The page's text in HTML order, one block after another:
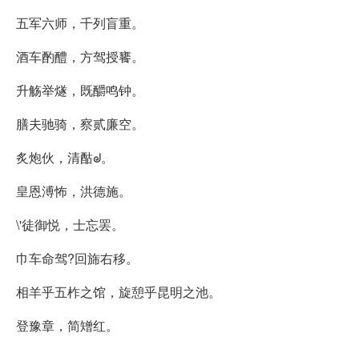
五军六师，千列盲重。
酒车酌醴，方驾授饔。
升觞举燧，既釂鸣钟。
膳夫驰骑，察贰廉空。
炙炮伙，清酤ᖙ。
皇恩溥怖，洪德施。
\'徒御悦，士忘罢。
巾车命驾?回旆右移。
相羊乎五柞之馆，旋憩乎昆明之池。
登豫章，简矰红。